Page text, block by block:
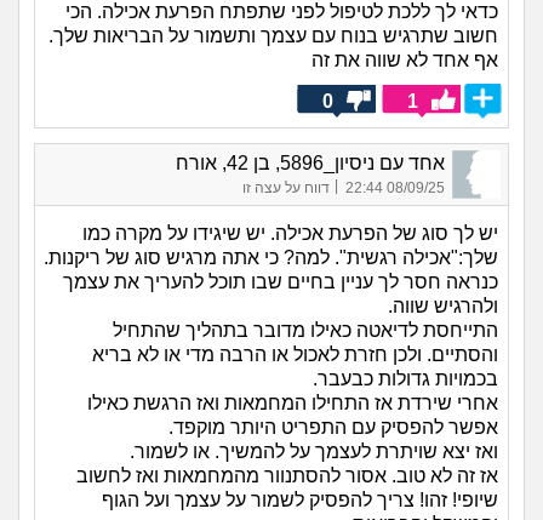
כדאי לך ללכת לטיפול לפני שתפתח הפרעת אכילה. הכי
חשוב שתרגיש בנוח עם עצמך ותשמור על הבריאות שלך.
אף אחד לא שווה את זה
1
0
אחד עם ניסיון_5896, בן 42, אורח
08/09/25 22:44
| דווח על עצה זו
יש לך סוג של הפרעת אכילה. יש שיגידו על מקרה כמו
שלך:"אכילה רגשית". למה? כי אתה מרגיש סוג של ריקנות.
כנראה חסר לך עניין בחיים שבו תוכל להעריך את עצמך
ולהרגיש שווה.
התייחסת לדיאטה כאילו מדובר בתהליך שהתחיל
והסתיים. ולכן חזרת לאכול או הרבה מדי או לא בריא
בכמויות גדולות כבעבר.
אחרי שירדת אז התחילו המחמאות ואז הרגשת כאילו
אפשר להפסיק עם התפריט היותר מוקפד.
ואז יצא שויתרת לעצמך על להמשיך. או לשמור.
אז זה לא טוב. אסור להסתנוור מהמחמאות ואז לחשוב
שיופי! זהו! צריך להפסיק לשמור על עצמך ועל הגוף